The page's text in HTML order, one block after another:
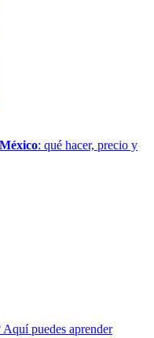
: qué hacer, precio y
puedes aprender